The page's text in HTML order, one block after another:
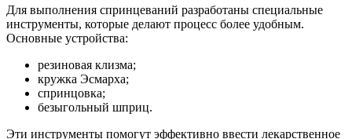
Для выполнения спринцеваний разработаны специальные
инструменты, которые делают процесс более удобным.
Основные устройства:
резиновая клизма;
кружка Эсмарха;
спринцовка;
безыгольный шприц.
Эти инструменты помогут эффективно ввести лекарственное